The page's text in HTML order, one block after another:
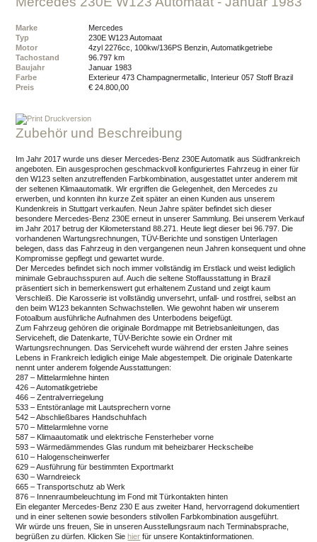
Marke
Mercedes
Typ
230E W123 Automaat
Motor
4zyl 2276cc, 100kw/136PS Benzin, Automatikgetriebe
Tachostand
96.797 km
Baujahr
Januar 1983
Farbe
Exterieur 473 Champagnermetallic, Interieur 057 Stoff Brazil
Preis
€ 24.800,00
Druckversion
Zubehör und Beschreibung
Im Jahr 2017 wurde uns dieser Mercedes-Benz 230E Automatik aus Südfrankreich
angeboten. Ein ausgesprochen geschmackvoll konfiguriertes Fahrzeug in einer für
den W123 selten anzutreffenden Farbkombination, ausgestattet unter anderem mit
der seltenen Klimaautomatik. Wir ergriffen die Gelegenheit, den Mercedes zu
erwerben, und konnten ihn kurze Zeit später an einen Kunden aus unserem
Kundenkreis in Stuttgart verkaufen. Neun Jahre später befindet sich dieser
besondere Mercedes-Benz 230E erneut in unserer Sammlung. Bei unserem Verkauf
im Jahr 2017 betrug der Kilometerstand 88.271. Heute liegt dieser bei 96.797. Die
vorhandenen Wartungsrechnungen, TÜV-Berichte und sonstigen Unterlagen
belegen, dass das Fahrzeug in den vergangenen neun Jahren konsequent und ohne
Kompromisse gepflegt und gewartet wurde.
Der Mercedes befindet sich noch immer vollständig im Erstlack und weist lediglich
minimale Gebrauchsspuren auf. Auch die seltene Stoffausstattung in Brazil
präsentiert sich in bemerkenswert gut erhaltenem Zustand und zeigt kaum
Verschleiß. Die Karosserie ist vollständig unversehrt, unfall- und rostfrei, selbst an
den beim W123 bekannten Schwachstellen. Wie gewohnt haben wir unserem
Fotoalbum ausführliche Aufnahmen des Unterbodens beigefügt.
Zum Fahrzeug gehören die originale Bordmappe mit Betriebsanleitungen, das
Serviceheft, die Datenkarte, TÜV-Berichte sowie ein Ordner mit
Wartungsrechnungen. Das Serviceheft wurde während der ersten Jahre seines
Lebens in Frankreich lediglich einige Male abgestempelt. Die originale Datenkarte
nennt unter anderem folgende Ausstattungen:
287 – Mittelarmlehne hinten
426 – Automatikgetriebe
466 – Zentralverriegelung
533 – Entstöranlage mit Lautsprechern vorne
542 – Abschließbares Handschuhfach
570 – Mittelarmlehne vorne
587 – Klimaautomatik und elektrische Fensterheber vorne
593 – Wärmedämmendes Glas rundum mit beheizbarer Heckscheibe
610 – Halogenscheinwerfer
629 – Ausführung für bestimmten Exportmarkt
630 – Warndreieck
665 – Transportschutz ab Werk
876 – Innenraumbeleuchtung im Fond mit Türkontakten hinten
Ein eleganter Mercedes-Benz 230 E aus zweiter Hand, hervorragend dokumentiert
und in einer seltenen sowie besonders stilvollen Farbkombination ausgeführt.
Wir würde uns freuen, Sie in unseren Ausstellungsraum nach Terminabsprache,
begrüßen zu dürfen.
Klicken Sie hier für unsere Kontaktinformationen.